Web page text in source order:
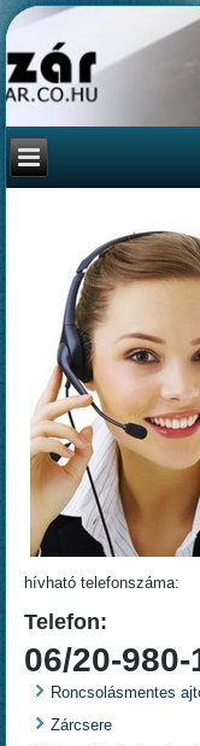
hívható telefonszáma:
Telefon:
06/20-980-
Roncsolásmentes
Zárcsere